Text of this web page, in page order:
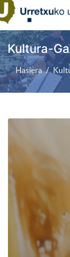
Kultura-
Hasiera